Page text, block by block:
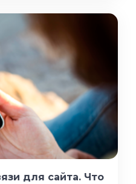
для сайта. Что